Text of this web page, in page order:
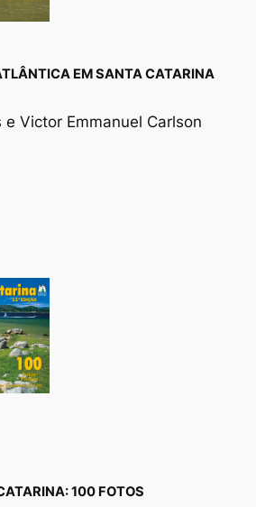
EM SANTA CATARINA
e Victor Emmanuel Carlson
100 FOTOS